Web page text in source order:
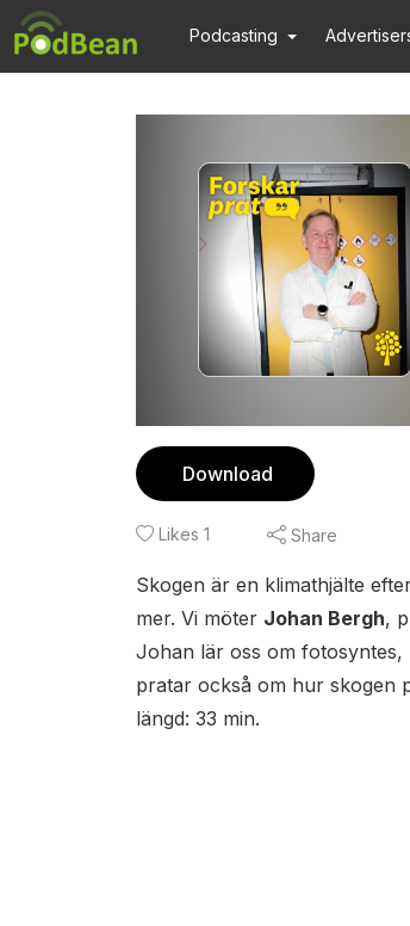
Podcasting
Download
Likes 1 Share
Skogen är en klimathjälte
mer. Vi möter Johan Bergh,
Johan lär oss om
pratar också om hur skogen
längd: 33 min.